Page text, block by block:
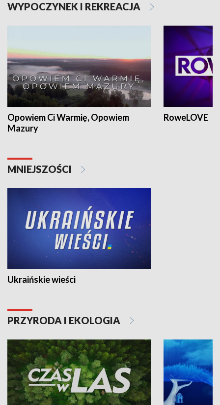
WYPOCZYNEK I REKREACJA
Opowiem Ci Warmię, Opowiem
Mazury
RoweLOVE
MNIEJSZOŚCI
Ukraińskie wieści
PRZYRODA I EKOLOGIA